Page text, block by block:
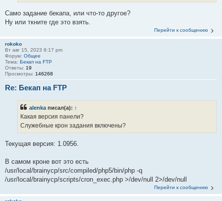
Само задание бекапа, или что-то другое?
Ну или ткните где это взять.
Перейти к сообщению
rokoko
Вт авг 15, 2023 8:17 pm
Форум: Общее
Тема: Бекап на FTP
Ответы: 19
Просмотры: 146268
Re: Бекап на FTP
alenkaписал(а): ↑
Какая версия панели?
Служебные крон задания включены?
Текущая версия: 1.0956.
В самом кроне вот это есть
/usr/local/brainycp/src/compiled/php5/bin/php -q
/usr/local/brainycp/scripts/cron_exec.php >/dev/null 2>/dev/null
Перейти к сообщению